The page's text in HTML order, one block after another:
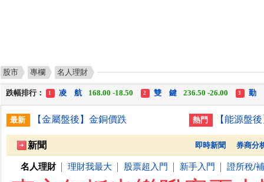
股市 專欄 名人理財
漲幅排行： 1 中化生 35.75 +3.25 川 湖11,110.00 +1,010.00
跌幅排行：
1 凌 航 168.00 -18.50 2 雙 鍵 236.50 -26.00 3
勤
跌停排行：
236.50 -26.00
最新 【金屬盤後】金銅價跌 熱門 【能源盤
新聞 即時新聞 券商分
名人理財 理財我最大 股票超入門 新手入門 證所稅/